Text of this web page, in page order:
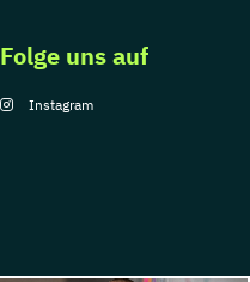
Folge uns auf
Instagram